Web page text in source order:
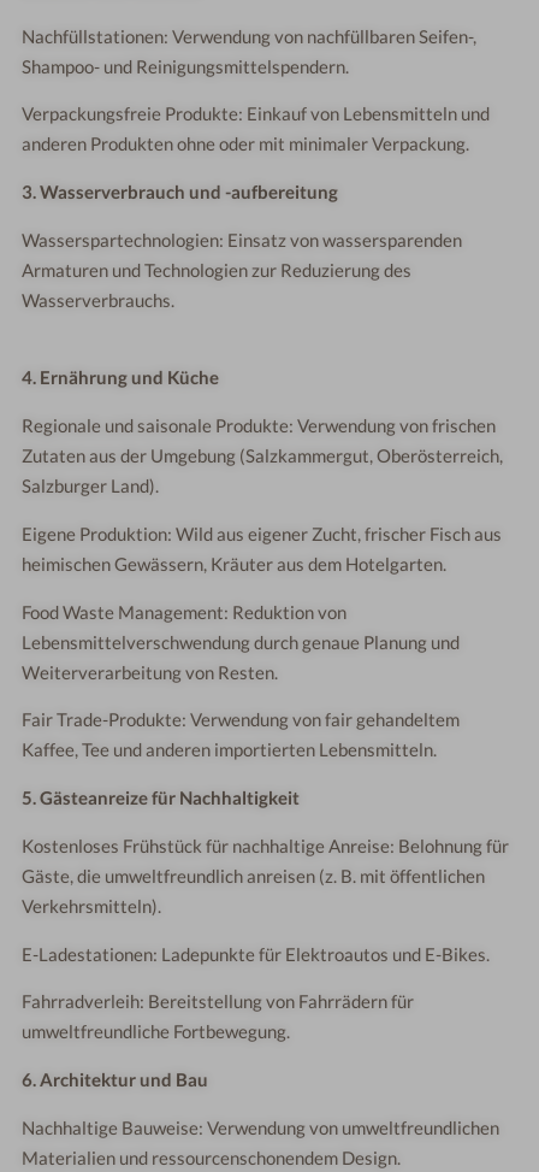
Nachfüllstationen: Verwendung von nachfüllbaren Seifen-,
Shampoo- und Reinigungsmittelspendern.
Verpackungsfreie Produkte: Einkauf von Lebensmitteln und
anderen Produkten ohne oder mit minimaler Verpackung.
3. Wasserverbrauch und -aufbereitung
Wasserspartechnologien: Einsatz von wassersparenden
Armaturen und Technologien zur Reduzierung des
Wasserverbrauchs.
4. Ernährung und Küche
Regionale und saisonale Produkte: Verwendung von frischen
Zutaten aus der Umgebung (Salzkammergut, Oberösterreich,
Salzburger Land).
Eigene Produktion: Wild aus eigener Zucht, frischer Fisch aus
heimischen Gewässern, Kräuter aus dem Hotelgarten.
Food Waste Management: Reduktion von
Lebensmittelverschwendung durch genaue Planung und
Weiterverarbeitung von Resten.
Fair Trade-Produkte: Verwendung von fair gehandeltem
Kaffee, Tee und anderen importierten Lebensmitteln.
5. Gästeanreize für Nachhaltigkeit
Kostenloses Frühstück für nachhaltige Anreise: Belohnung für
Gäste, die umweltfreundlich anreisen (z. B. mit öffentlichen
Verkehrsmitteln).
E-Ladestationen: Ladepunkte für Elektroautos und E-Bikes.
Fahrradverleih: Bereitstellung von Fahrrädern für
umweltfreundliche Fortbewegung.
6. Architektur und Bau
Nachhaltige Bauweise: Verwendung von umweltfreundlichen
Materialien und ressourcenschonendem Design.